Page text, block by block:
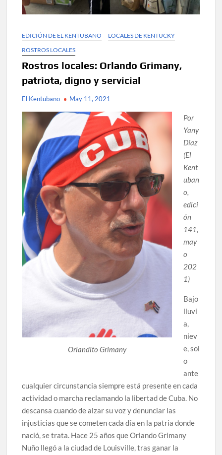
EDICIÓN DE EL KENTUBANO
LOCALES DE KENTUCKY
ROSTROS LOCALES
Rostros locales: Orlando Grimany,
patriota, digno y servicial
El Kentubano May 11, 2021
Orlandito Grimany
Por
Yany
Díaz
(El
Kent
uban
o,
edici
ón
141,
may
o
202
1)
Bajo
lluvi
a,
niev
e, sol
o
ante
cualquier circunstancia siempre está presente en cada
actividad o marcha reclamando la libertad de Cuba. No
descansa cuando de alzar su voz y denunciar las
injusticias que se cometen cada día en la patria donde
nació, se trata. Hace 25 años que Orlando Grimany
Nuño llegó a la ciudad de Louisville, tras ganar la